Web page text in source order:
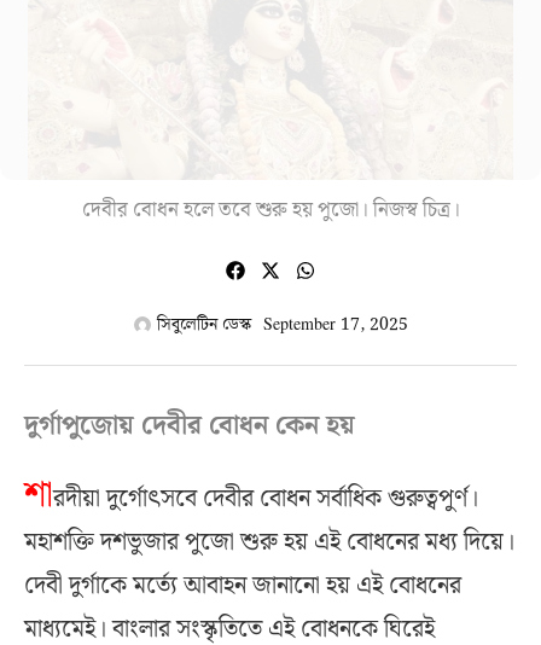
দেবীর বোধন হলে তবে শুরু হয় পুজো। নিজস্ব চিত্র।
সিবুলেটিন ডেস্ক September 17, 2025
দুর্গাপুজোয় দেবীর বোধন কেন হয়
শারদীয়া দুর্গোৎসবে দেবীর বোধন সর্বাধিক গুরুত্বপুর্ণ।
মহাশক্তি দশভুজার পুজো শুরু হয় এই বোধনের মধ্য দিয়ে।
দেবী দুর্গাকে মর্ত্যে আবাহন জানানো হয় এই বোধনের
মাধ্যমেই। বাংলার সংস্কৃতিতে এই বোধনকে ঘিরেই